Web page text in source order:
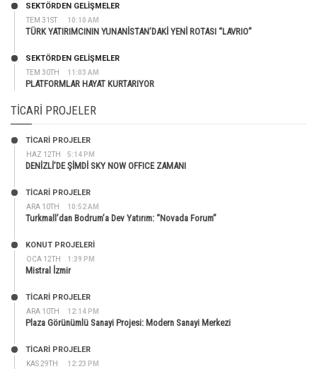
TEM 31ST 10:10 AM
SEKTÖRDEN GELIŞMELER
TÜRK YATIRIMCININ YUNANİSTAN’DAKİ YENİ ROTASI “LAVRIO”
TEM 30TH 11:03 AM
SEKTÖRDEN GELIŞMELER
PLATFORMLAR HAYAT KURTARIYOR
TICARI PROJELER
HAZ 12TH 5:14 PM
TİCARİ PROJELER
DENİZLİ’DE ŞİMDİ SKY NOW OFFICE ZAMANI
ARA 10TH 10:52 AM
TİCARİ PROJELER
Turkmall’dan Bodrum’a Dev Yatırım: “Novada Forum”
OCA 12TH 1:39 PM
KONUT PROJELERI
Mistral İzmir
ARA 10TH 12:14 PM
TİCARİ PROJELER
Plaza Görünümlü Sanayi Projesi: Modern Sanayi Merkezi
KAS 29TH 12:23 PM
TİCARİ PROJELER